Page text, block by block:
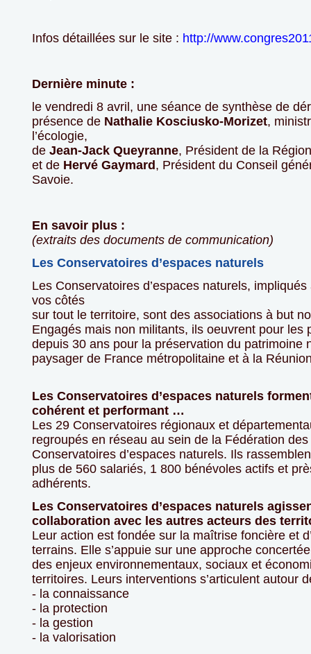
Infos détaillées sur le site : http://
Dernière minute :
le vendredi 8 avril, une séance de synthèse de
présence de Nathalie Kosciusko-Morizet,
l’écologie,
de Jean-Jack Queyranne, Président de la
et de Hervé Gaymard , Président du Conseil
Savoie.
En savoir plus :
(extraits des documents de communication)
Les Conservatoires d’espaces naturels
Les Conservatoires d’espaces naturels,
vos côtés
sur tout le territoire, sont des associations à but
Engagés mais non militants, ils oeuvrent pour les
depuis 30 ans pour la préservation du patrimoine
paysager de France métropolitaine et à la
Les Conservatoires d’espaces naturels
cohérent et performant …
Les 29 Conservatoires régionaux et
regroupés en réseau au sein de la Fédération des
Conservatoires d’espaces naturels. Ils
plus de 560 salariés, 1 800 bénévoles actifs et
adhérents.
Les Conservatoires d’espaces naturels
collaboration avec les autres acteurs des
Leur action est fondée sur la maîtrise foncière et
terrains. Elle s’appuie sur une approche
des enjeux environnementaux, sociaux et
territoires. Leurs interventions s’articulent autour
- la connaissance
- la protection
- la gestion
- la valorisation